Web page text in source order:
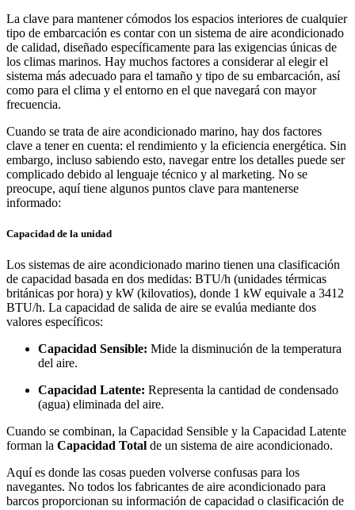
La clave para mantener cómodos los espacios interiores de cualquier
tipo de embarcación es contar con un sistema de aire acondicionado
de calidad, diseñado específicamente para las exigencias únicas de
los climas marinos. Hay muchos factores a considerar al elegir el
sistema más adecuado para el tamaño y tipo de su embarcación, así
como para el clima y el entorno en el que navegará con mayor
frecuencia.
Cuando se trata de aire acondicionado marino, hay dos factores
clave a tener en cuenta: el rendimiento y la eficiencia energética. Sin
embargo, incluso sabiendo esto, navegar entre los detalles puede ser
complicado debido al lenguaje técnico y al marketing. No se
preocupe, aquí tiene algunos puntos clave para mantenerse
informado:
Capacidad de la unidad
Los sistemas de aire acondicionado marino tienen una clasificación
de capacidad basada en dos medidas: BTU/h (unidades térmicas
británicas por hora) y kW (kilovatios), donde 1 kW equivale a 3412
BTU/h. La capacidad de salida de aire se evalúa mediante dos
valores específicos:
Capacidad Sensible: Mide la disminución de la temperatura
del aire.
Capacidad Latente: Representa la cantidad de condensado
(agua) eliminada del aire.
Cuando se combinan, la Capacidad Sensible y la Capacidad Latente
forman la Capacidad Total de un sistema de aire acondicionado.
Aquí es donde las cosas pueden volverse confusas para los
navegantes. No todos los fabricantes de aire acondicionado para
barcos proporcionan su información de capacidad o clasificación de